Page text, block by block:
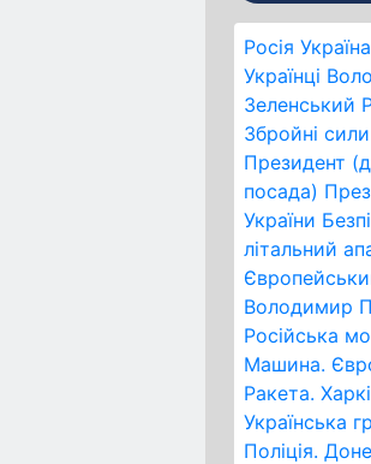
Росія Україна
Українці
Зеленський
Збройні
Президент
посада)
України
літальний
Володимир
Російська
Машина.
Ракета.
Українська
Поліція.